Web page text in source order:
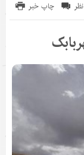
چاپ خبر